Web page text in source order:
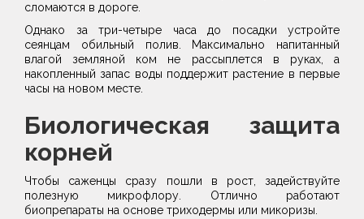
сломаются в дороге.
​Однако за три-четыре часа до посадки устройте
сеянцам обильный полив. Максимально напитанный
влагой земляной ком не рассыплется в руках, а
накопленный запас воды поддержит растение в первые
часы на новом месте.
​Биологическая защита
корней
​Чтобы саженцы сразу пошли в рост, задействуйте
полезную микрофлору. Отлично работают
биопрепараты на основе триходермы или микоризы.